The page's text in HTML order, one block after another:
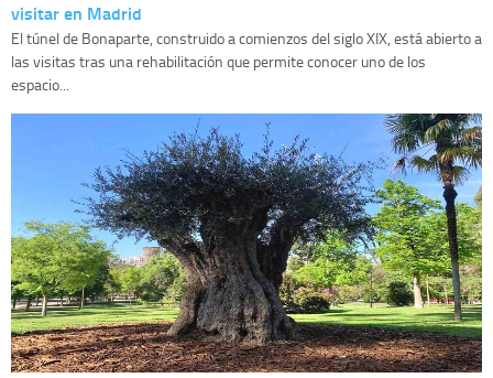
visitar en Madrid
El túnel de Bonaparte, construido a comienzos del siglo XIX, está abierto a
las visitas tras una rehabilitación que permite conocer uno de los
espacio...